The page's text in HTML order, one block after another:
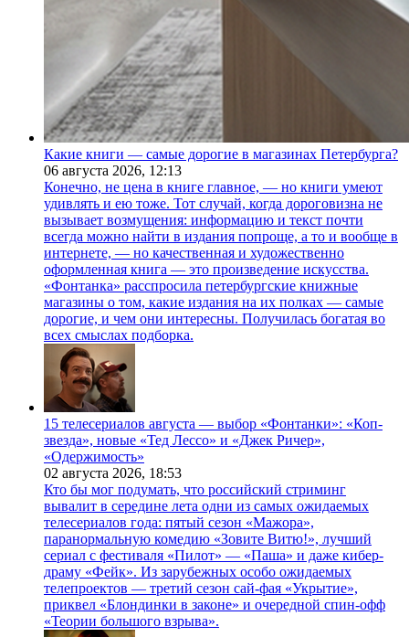
Какие книги — самые дорогие в магазинах Петербурга?
06 августа 2026, 12:13
Конечно, не цена в книге главное, — но книги умеют
удивлять и ею тоже. Тот случай, когда дороговизна не
вызывает возмущения: информацию и текст почти
всегда можно найти в издания попроще, а то и вообще в
интернете, — но качественная и художественно
оформленная книга — это произведение искусства.
«Фонтанка» расспросила петербургские книжные
магазины о том, какие издания на их полках — самые
дорогие, и чем они интересны. Получилась богатая во
всех смыслах подборка.
15 телесериалов августа — выбор «Фонтанки»: «Коп-
звезда», новые «Тед Лессо» и «Джек Ричер»,
«Одержимость»
02 августа 2026, 18:53
Кто бы мог подумать, что российский стриминг
вывалит в середине лета одни из самых ожидаемых
телесериалов года: пятый сезон «Мажора»,
паранормальную комедию «Зовите Витю!», лучший
сериал с фестиваля «Пилот» — «Паша» и даже кибер-
драму «Фейк». Из зарубежных особо ожидаемых
телепроектов — третий сезон сай-фая «Укрытие»,
приквел «Блондинки в законе» и очередной спин-офф
«Теории большого взрыва».